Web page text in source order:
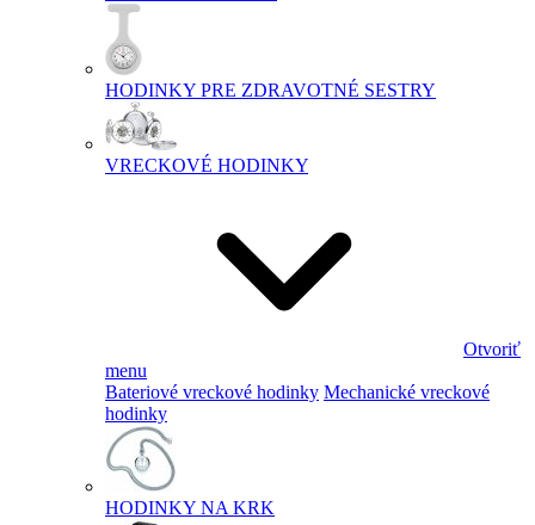
HODINKY PRE ZDRAVOTNÉ SESTRY
VRECKOVÉ HODINKY
Otvoriť
menu
Bateriové vreckové hodinky Mechanické vreckové
hodinky
HODINKY NA KRK